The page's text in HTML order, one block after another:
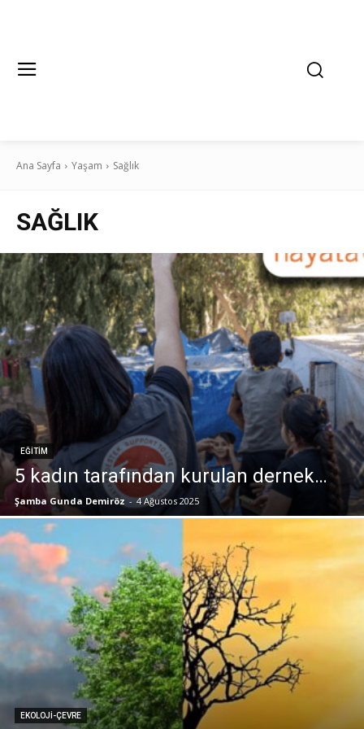
Ana Sayfa Yaşam Sağlık
SAĞLIK
EĞITIM
5 kadın tarafından kurulan dernek…
Şamba Gunda Demiröz - 4 Ağustos 2025
EKOLOJI-ÇEVRE